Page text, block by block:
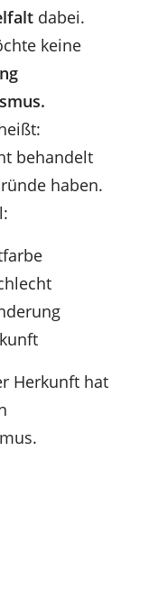
dabei.
keine
behandelt
haben.
Herkunft hat